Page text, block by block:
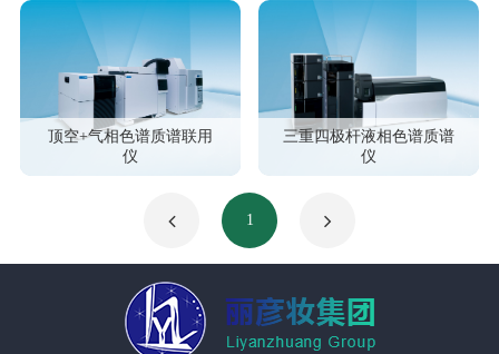
顶空+气相色谱质谱联用
仪
三重四极杆液相色谱质谱
仪
1